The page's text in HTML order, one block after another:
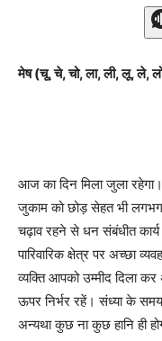
मेष (चू, चे, चो, ला, ली, लू, ले,
आज का दिन मिला जुला
जुकाम को छोड़ सेहत भी लगभग
चढ़ाव रहने से धन संबंधीत
पारिवारिक क्षेत्र पर अच्छा
व्यक्ति आपको उम्मीद दिला
ऊपर निर्भर रहें। संध्या के
अन्यथा कुछ ना कुछ हानि ही